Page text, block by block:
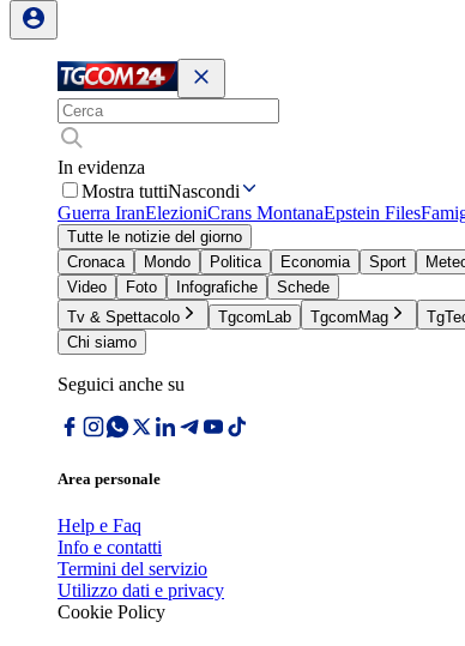
In evidenza
Mostra tuttiNascondi
Guerra IranElezioniCrans MontanaEpstein Files
Tutte le notizie del giorno
Cronaca
Mondo Politica Economia Sport
Video
Foto Infografiche
Schede
Tv & Spettacolo
TgcomLab TgcomMag
Chi siamo
Seguici anche su
Area personale
Help e Faq
Info e contatti
Termini del servizio
Utilizzo dati e privacy
Cookie Policy